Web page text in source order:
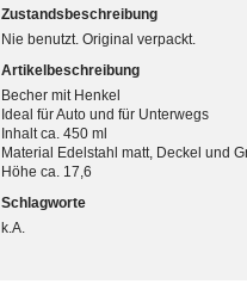
Zustandsbeschreibung
Nie benutzt. Original verpackt.
Artikelbeschreibung
Becher mit Henkel
Ideal für Auto und für Unterwegs
Inhalt ca. 450 ml
Material Edelstahl matt, Deckel und
Höhe ca. 17,6
Schlagworte
k.A.